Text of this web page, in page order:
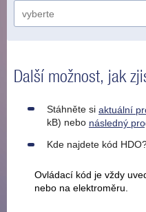
Další možnost, jak
Stáhněte si aktuální
kB) nebo následný
Kde najdete kód
Ovládací kód je vždy
nebo na elektroměru.